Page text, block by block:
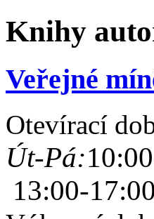
Knihy
Veřejné
Otevírací
Út-Pá:
13:00-17:00